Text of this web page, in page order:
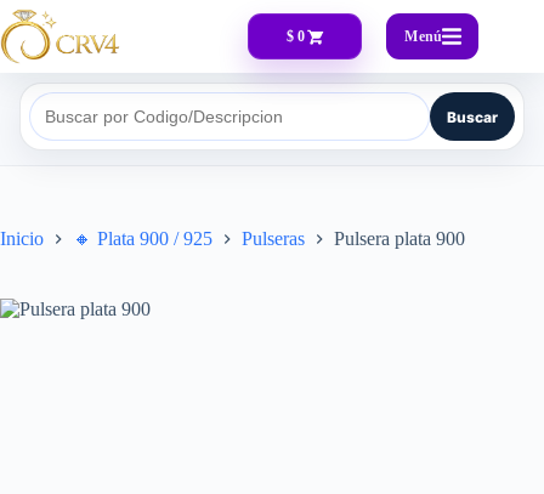
$ 0 Menú
Buscar por Codigo/Descripcion Buscar
Inicio 🔸​ Plata 900 / 925 Pulseras Pulsera plata 900